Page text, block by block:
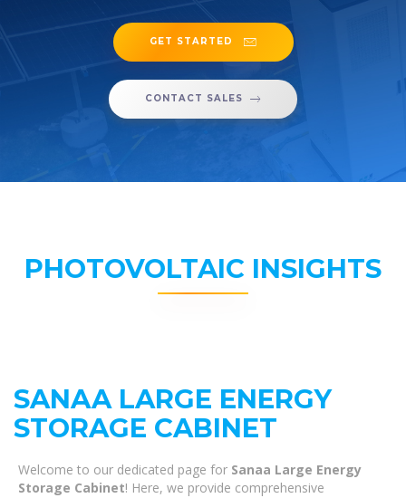
GET STARTED
CONTACT SALES
PHOTOVOLTAIC INSIGHTS
SANAA LARGE ENERGY
STORAGE CABINET
Welcome to our dedicated page for Sanaa Large Energy
Storage Cabinet! Here, we provide comprehensive